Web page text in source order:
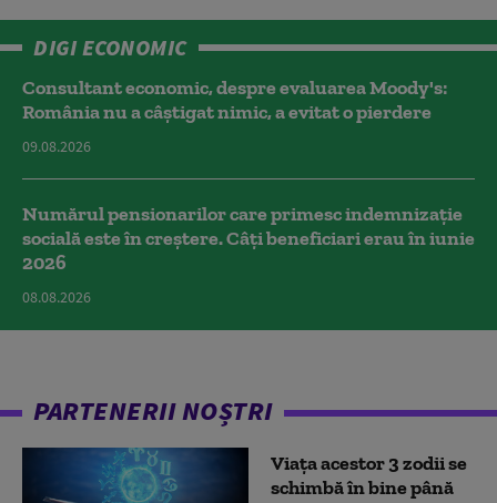
DIGI ECONOMIC
Consultant economic, despre evaluarea Moody's:
România nu a câştigat nimic, a evitat o pierdere
09.08.2026
Numărul pensionarilor care primesc indemnizaţie
socială este în creștere. Câți beneficiari erau în iunie
2026
08.08.2026
PARTENERII NOȘTRI
Viața acestor 3 zodii se
schimbă în bine până